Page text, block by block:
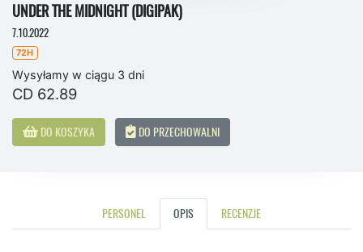
UNDER THE MIDNIGHT (DIGIPAK)
7.10.2022
72H
Wysyłamy w ciągu 3 dni
CD 62.89
DO KOSZYKA DO PRZECHOWALNI
PERSONEL OPIS RECENZJE